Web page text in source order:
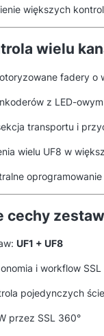
większych
wielu
fadery o
z LED-
transportu i
wielu UF8 w
cechy
UF1 + UF8
i workflow SSL
pojedynczych
przez SSL 360°